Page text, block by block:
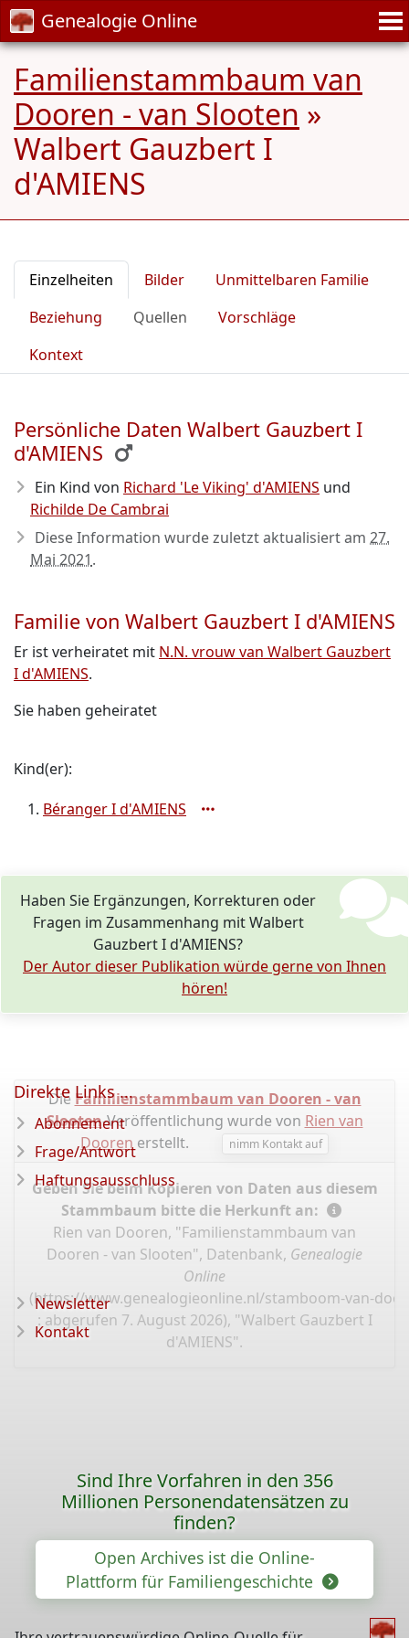
Genealogie Online
Familienstammbaum van
Dooren - van Slooten »
Walbert Gauzbert I
d'AMIENS
Einzelheiten Bilder
Unmittelbaren Familie
Beziehung
Quellen
Vorschläge
Kontext
Persönliche Daten Walbert Gauzbert I
d'AMIENS
Ein Kind von Richard 'Le Viking' d'AMIENS und
Richilde De Cambrai
Diese Information wurde zuletzt aktualisiert am 27.
Mai 2021.
Familie von Walbert Gauzbert I d'AMIENS
Er ist verheiratet mit N.N. vrouw van Walbert Gauzbert
I d'AMIENS.
Sie haben geheiratet
Kind(er):
Béranger I d'AMIENS
Haben Sie Ergänzungen, Korrekturen oder
Fragen im Zusammenhang mit Walbert
Gauzbert I d'AMIENS?
Der Autor dieser Publikation würde gerne von Ihnen
hören!
Die Familienstammbaum van Dooren - van
Slooten-Veröffentlichung wurde von Rien van
Doorenerstellt. nimm Kontakt auf
Geben Sie beim Kopieren von Daten aus diesem
Stammbaum bitte die Herkunft an:
Rien van Dooren, "Familienstammbaum van
Dooren - van Slooten", Datenbank, Genealogie
Online
(https://www.genealogieonline.nl/stamboom-van-
: abgerufen 7. August 2026), "Walbert Gauzbert I
d'AMIENS".
Direkte Links ...
Abonnement
Frage/Antwort
Haftungsausschluss
Newsletter
Kontakt
Sind Ihre Vorfahren in den 356
Millionen Personendatensätzen zu
finden?
Open Archives ist die Online-
Plattform für Familiengeschichte